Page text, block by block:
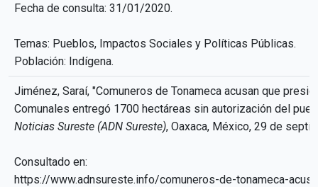
Fecha de consulta: 31/01/2020.
Temas: Pueblos, Impactos Sociales y Políticas Públicas.
Población: Indígena.
Jiménez, Saraí, "Comuneros de Tonameca acusan que
Comunales entregó 1700 hectáreas sin autorización del
Noticias Sureste (ADN Sureste), Oaxaca, México, 29 de
Consultado en:
https://www.adnsureste.info/comuneros-de-tonameca-